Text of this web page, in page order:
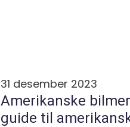
31 desember 2023
Amerikanske
guide til